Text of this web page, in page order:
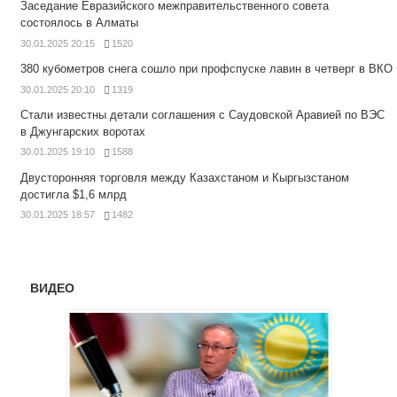
Заседание Евразийского межправительственного совета
состоялось в Алматы
30.01.2025 20:15 1520
380 кубометров снега сошло при профспуске лавин в четверг в ВКО
30.01.2025 20:10 1319
Стали известны детали соглашения с Саудовской Аравией по ВЭС
в Джунгарских воротах
30.01.2025 19:10 1588
Двусторонняя торговля между Казахстаном и Кыргызстаном
достигла $1,6 млрд
30.01.2025 18:57 1482
ВИДЕО